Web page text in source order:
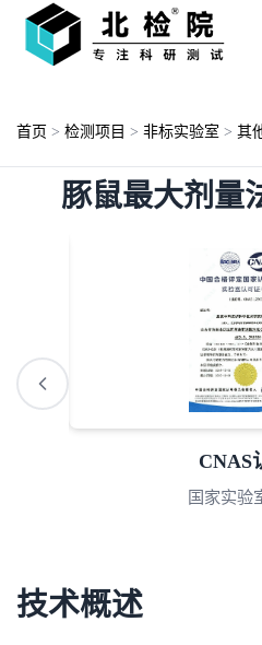
首页 > 检测项目 > 非标实验室 > 其
豚鼠最大剂量
AAA
3A诚信
技术概述